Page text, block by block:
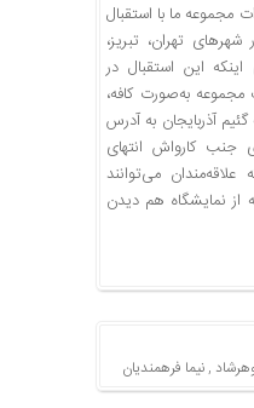
مجموعه ما با استقبال
تهران، تبریز،
این استقبال در
به‌صورت کافه،
گئیم آذربایجان به آدرس
امام ۲، کوی جنب کارواش انتهای
می‌توانند
نمایشگاه هم دیدن
,نیما فرهمندیان